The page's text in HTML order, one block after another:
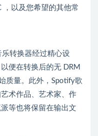
，以及您希望的其他常
转换器经过精心设
便在转换后的无 DRM
质量。此外，Spotify歌
术作品、艺术家、作
等也将保留在输出文